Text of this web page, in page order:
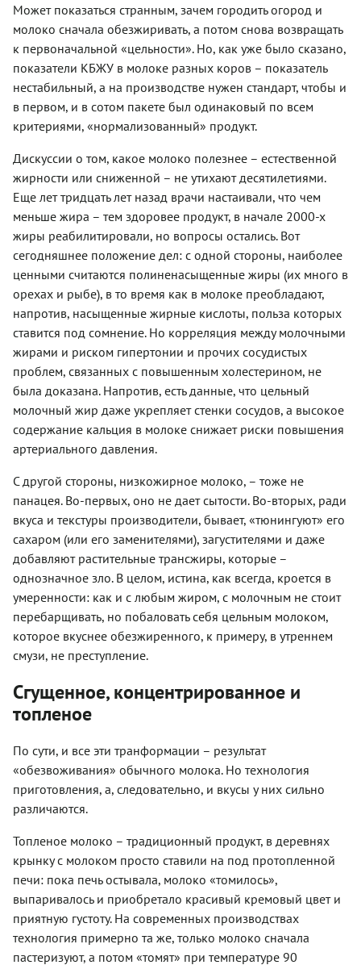
Может показаться странным, зачем городить огород и
молоко сначала обезжиривать, а потом снова возвращать
к первоначальной «цельности». Но, как уже было сказано,
показатели КБЖУ в молоке разных коров – показатель
нестабильный, а на производстве нужен стандарт, чтобы и
в первом, и в сотом пакете был одинаковый по всем
критериями, «нормализованный» продукт.
Дискуссии о том, какое молоко полезнее – естественной
жирности или сниженной – не утихают десятилетиями.
Еще лет тридцать лет назад врачи настаивали, что чем
меньше жира – тем здоровее продукт, в начале 2000-х
жиры реабилитировали, но вопросы остались. Вот
сегодняшнее положение дел: с одной стороны, наиболее
ценными считаются полиненасыщенные жиры (их много в
орехах и рыбе), в то время как в молоке преобладают,
напротив, насыщенные жирные кислоты, польза которых
ставится под сомнение. Но корреляция между молочными
жирами и риском гипертонии и прочих сосудистых
проблем, связанных с повышенным холестерином, не
была доказана. Напротив, есть данные, что цельный
молочный жир даже укрепляет стенки сосудов, а высокое
содержание кальция в молоке снижает риски повышения
артериального давления.
С другой стороны, низкожирное молоко, – тоже не
панацея. Во-первых, оно не дает сытости. Во-вторых, ради
вкуса и текстуры производители, бывает, «тюнингуют» его
сахаром (или его заменителями), загустителями и даже
добавляют растительные трансжиры, которые –
однозначное зло. В целом, истина, как всегда, кроется в
умеренности: как и с любым жиром, с молочным не стоит
перебарщивать, но побаловать себя цельным молоком,
которое вкуснее обезжиренного, к примеру, в утреннем
смузи, не преступление.
Сгущенное, концентрированное и
топленое
По сути, и все эти транформации – результат
«обезвоживания» обычного молока. Но технология
приготовления, а, следовательно, и вкусы у них сильно
различаются.
Топленое молоко – традиционный продукт, в деревнях
крынку с молоком просто ставили на под протопленной
печи: пока печь остывала, молоко «томилось»,
выпаривалось и приобретало красивый кремовый цвет и
приятную густоту. На современных производствах
технология примерно та же, только молоко сначала
пастеризуют, а потом «томят» при температуре 90